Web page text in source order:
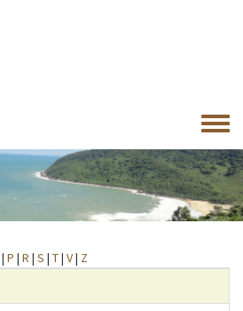
Toggle
menu
| P | R | S | T| V| Z